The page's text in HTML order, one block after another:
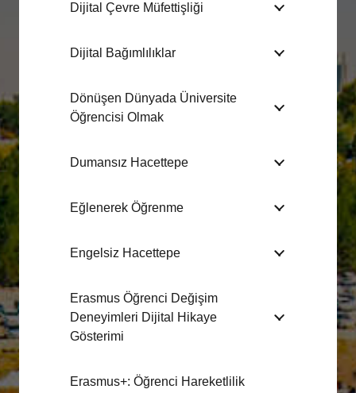
Dijital Çevre Müfettişliği
Dijital Bağımlılıklar
Dönüşen Dünyada Üniversite
Öğrencisi Olmak
Dumansız Hacettepe
Eğlenerek Öğrenme
Engelsiz Hacettepe
Erasmus Öğrenci Değişim
Deneyimleri Dijital Hikaye
Gösterimi
Erasmus+: Öğrenci Hareketlilik